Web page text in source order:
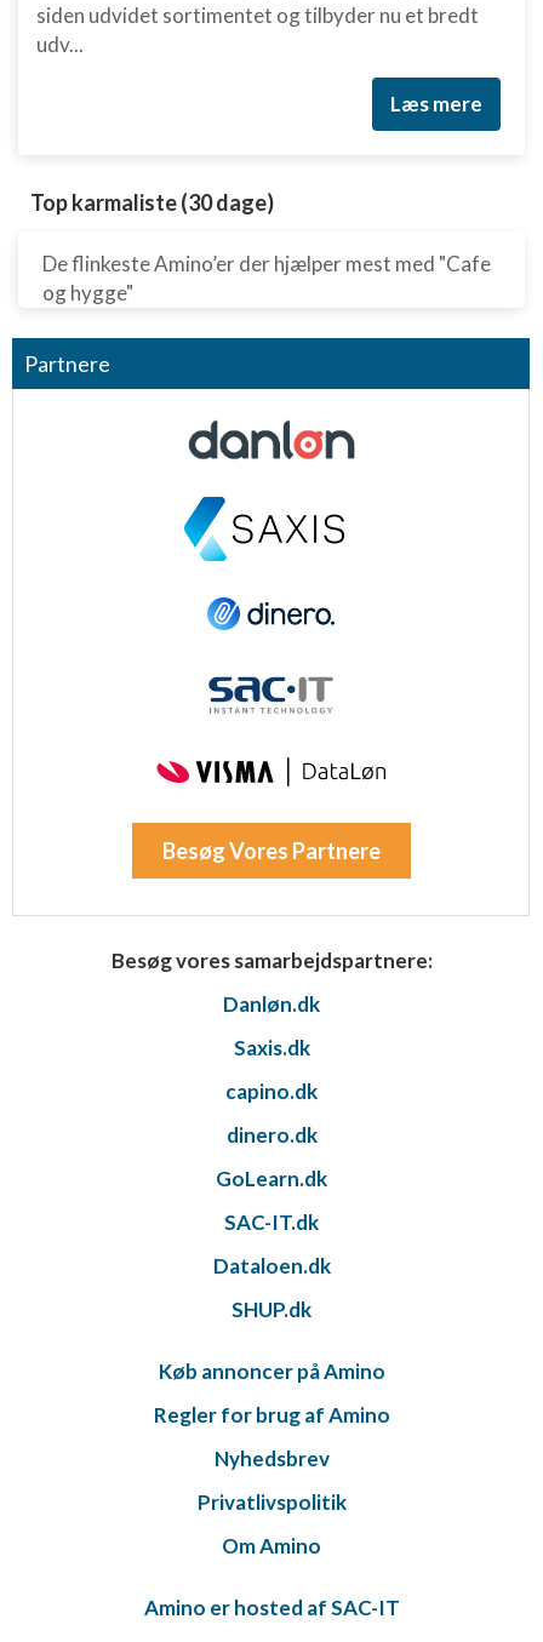
siden udvidet sortimentet og tilbyder nu et bredt
udv...
Læs mere
Top karmaliste (30 dage)
De flinkeste Amino’er der hjælper mest med "Cafe
og hygge"
Partnere
Besøg Vores Partnere
Besøg vores samarbejdspartnere:
Danløn.dk
Saxis.dk
capino.dk
dinero.dk
GoLearn.dk
SAC-IT.dk
Dataloen.dk
SHUP.dk
Køb annoncer på Amino
Regler for brug af Amino
Nyhedsbrev
Privatlivspolitik
Om Amino
Amino er hosted af SAC-IT